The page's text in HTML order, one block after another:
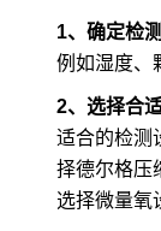
1、确定检
例如湿度、
2、选择合
适合的检测
择德尔格压
选择微量氧